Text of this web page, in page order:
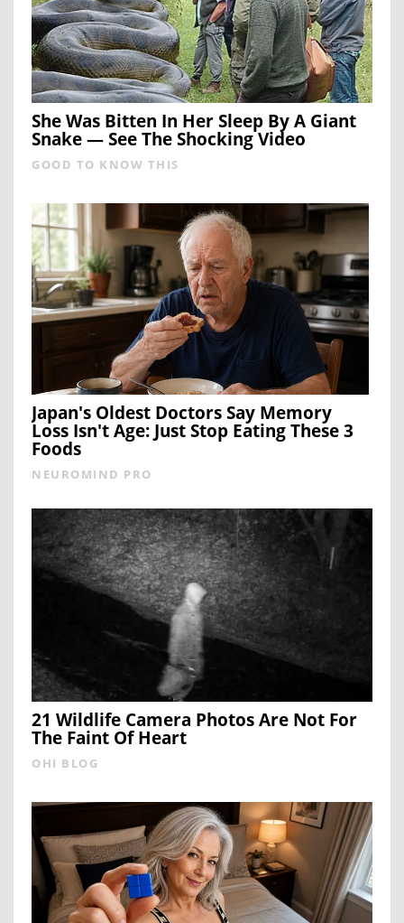
She Was Bitten In Her Sleep By A Giant
Snake — See The Shocking Video
GOOD TO KNOW THIS
Japan's Oldest Doctors Say Memory
Loss Isn't Age: Just Stop Eating These 3
Foods
NEUROMIND PRO
21 Wildlife Camera Photos Are Not For
The Faint Of Heart
OHI BLOG